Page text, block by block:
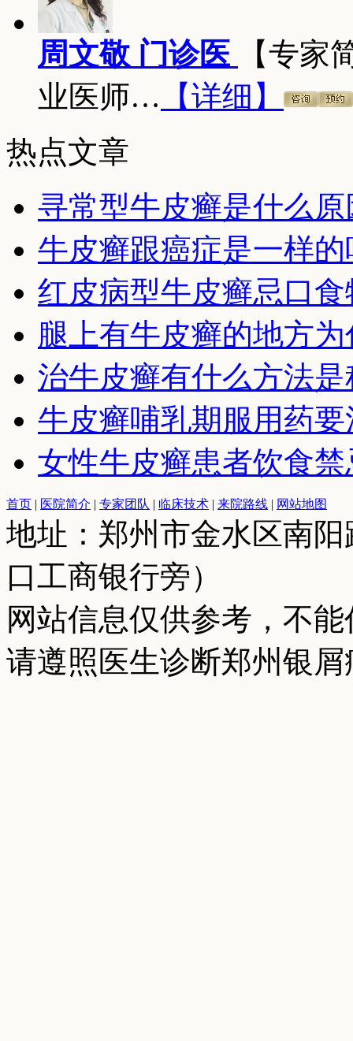
周文敬 门诊医
【专家
业医师… 【详细】
热点文章
寻常型牛皮癣是什么
牛皮癣跟癌症是一样的
红皮病型牛皮癣忌口
腿上有牛皮癣的地方
治牛皮癣有什么方法
牛皮癣哺乳期服用药
女性牛皮癣患者饮食禁
首页 | 医院简介 | 专家团队 | 临床技术 | 来院路线 | 网站地图
地址：郑州市金水区南
口工商银行旁）
网站信息仅供参考，不
请遵照医生诊断郑州银